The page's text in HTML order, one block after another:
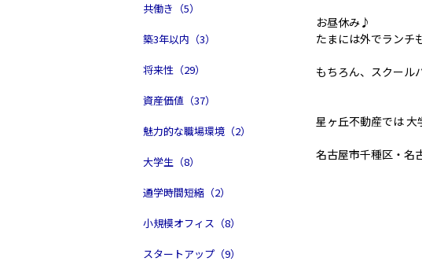
共働き（5）
築3年以内（3）
将来性（29）
資産価値（37）
魅力的な職場環境（2）
大学生（8）
通学時間短縮（2）
小規模オフィス（8）
スタートアップ（9）
お昼休み♪
たまには外でランチ
もちろん、スクール
星ヶ丘不動産では 大
名古屋市千種区・名